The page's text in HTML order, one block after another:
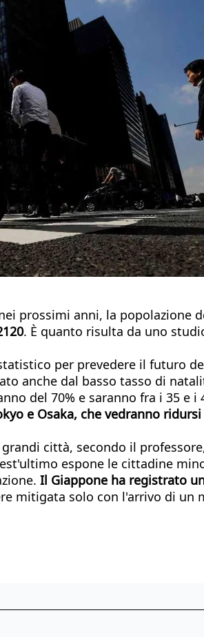
prossimi anni, la popolazione
. È quanto risulta da uno
per prevedere il futuro
anche dal basso tasso di
del 70% e saranno fra i 35 e
e Osaka, che vedranno
città, secondo il
espone le cittadine
Il Giappone ha registrato
mitigata solo con l'arrivo di